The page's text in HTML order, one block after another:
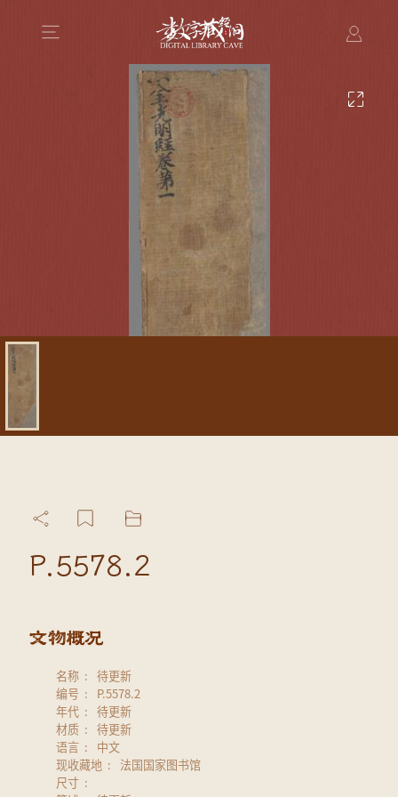
P.5578.2
名称
待更新
编号
P.5578.2
年代
待更新
材质
待更新
语言
中文
现收藏地
法国国家图书馆
尺寸